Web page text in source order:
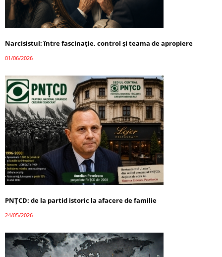
Narcisistul: între fascinație, control și teama de apropiere
01/06/2026
PNȚCD: de la partid istoric la afacere de familie
24/05/2026